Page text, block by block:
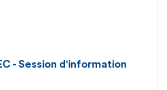
- Session d'information